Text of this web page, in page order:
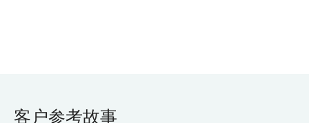
客户参考故事